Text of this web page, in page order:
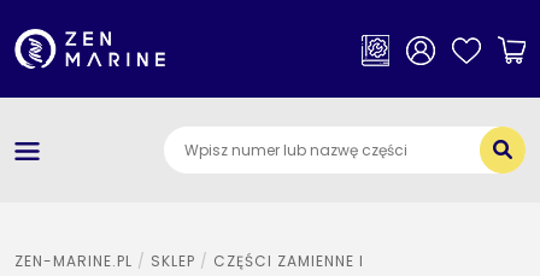
×
Jak szukać części
ZEN-MARINE.PL SKLEP
CZĘŚCI ZAMIENNE I